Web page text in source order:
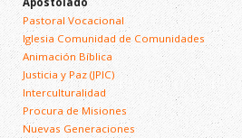
Pastoral Vocacional
Iglesia Comunidad de Comunidades
Animación Bíblica
Justicia y Paz (JPIC)
Interculturalidad
Procura de Misiones
Nuevas Generaciones